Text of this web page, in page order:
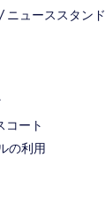
ニューススタンド
コート
の利用